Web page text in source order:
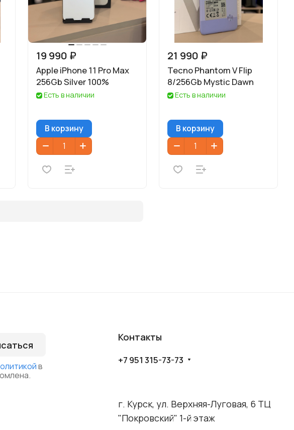
19 990 ₽
Apple iPhone 11 Pro Max
256Gb Silver 100%
Есть в наличии
В корзину
21 990 ₽
Tecno Phantom V Flip
8/256Gb Mystic Dawn
Есть в наличии
В корзину
в
Контакты
+7 951 315-73-73
г. Курск, ул. Верхняя-Луговая, 6 ТЦ
"Покровский" 1-й этаж